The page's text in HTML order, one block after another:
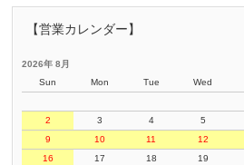
【営業カレンダー】
2026年 8月
Sun
Mon Tue Wed
2
3 4 5
9
10 11 12
16
17 18 19